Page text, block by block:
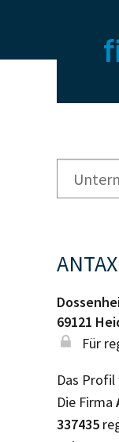
69121
Für
Das
Die Firma
337435